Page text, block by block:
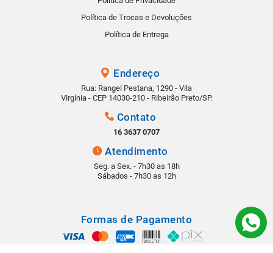
Política de Trocas e Devoluções
Política de Entrega
Endereço
Rua: Rangel Pestana, 1290 - Vila
Virgínia - CEP 14030-210 - Ribeirão Preto/SP.
Contato
16 3637 0707
Atendimento
Seg. a Sex. - 7h30 as 18h
Sábados - 7h30 as 12h
Formas de Pagamento